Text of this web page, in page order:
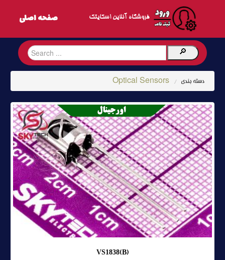
فروشگاه آنلاین اسکایتک
دسته بندی /
Optical Sensors
VS1838(B)